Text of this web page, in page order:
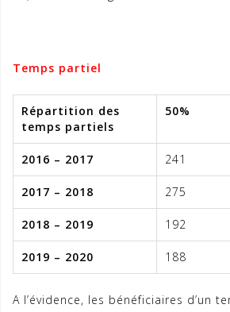
Temps partiel
Répartition des
temps partiels
50%
2016 – 2017 241
2017 – 2018 275
2018 – 2019 192
2019 – 2020 188
A l’évidence, les bénéficiaires d’un